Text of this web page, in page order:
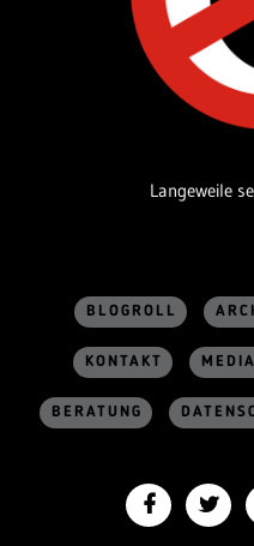
Langeweile
BLOGROLL
KONTAKT
BERATUNG